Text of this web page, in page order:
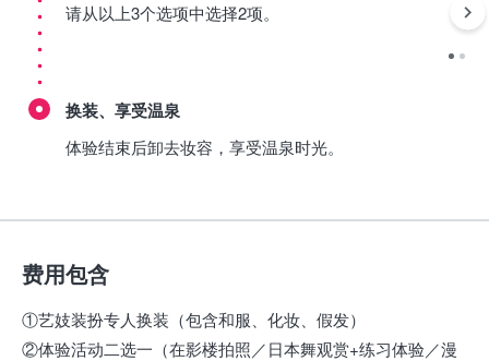
请从以上3个选项中选择2项。
换装、享受温泉
体验结束后卸去妆容，享受温泉时光。
费用包含
①艺妓装扮专人换装（包含和服、化妆、假发）
②体验活动二选一（在影楼拍照／日本舞观赏+练习体验／漫